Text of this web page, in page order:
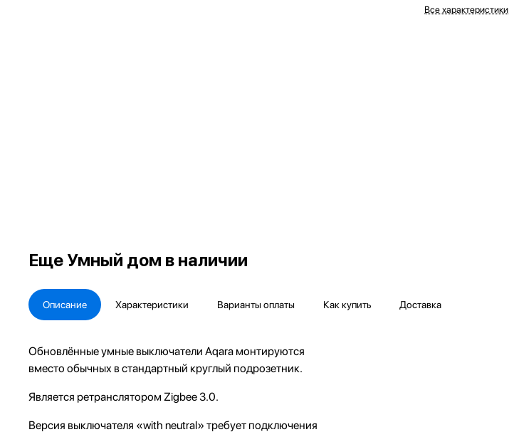
Все характеристики
Еще Умный дом в наличии
Описание Характеристики Варианты оплаты Как купить Доставка
Обновлённые умные выключатели Aqara монтируются
вместо обычных в стандартный круглый подрозетник.
Является ретранслятором Zigbee 3.0.
Версия выключателя «with neutral» требует подключения